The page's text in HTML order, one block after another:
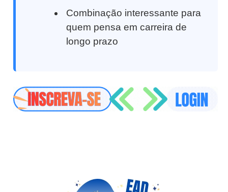
Combinação interessante para
quem pensa em carreira de
longo prazo